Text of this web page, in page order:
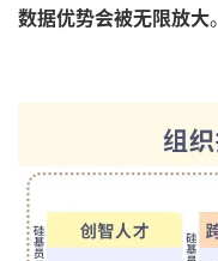
数据优势会被无限放大。